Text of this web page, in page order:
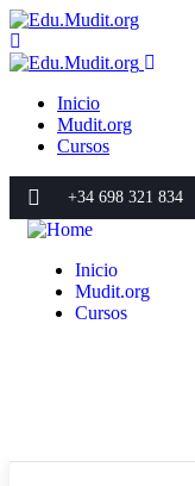
Inicio
Mudit.org
Cursos
+34 698 321 834
Inicio
Mudit.org
Cursos